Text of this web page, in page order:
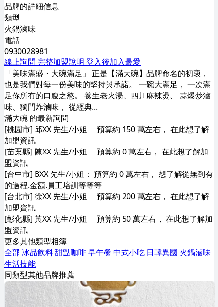
品牌的詳細信息
類型
火鍋滷味
電話
0930028981
線上詢問 完整加盟說明 登入後加入最愛
「美味滿盛・大碗滿足」 正是【滿大碗】品牌命名的初衷，
也是我們對每一份美味的堅持與承諾。 一碗大滿足， 一次滿
足你所有的口腹之慾。 養生老火湯、四川麻辣燙、 蒜爆炒滷
味、獨門炸滷味， 從經典...
滿大碗 的最新詢問
[桃園市] 邱XX 先生/小姐： 預算約 150 萬左右， 在此想了解
加盟資訊
[苗栗縣] 陳XX 先生/小姐： 預算約 0 萬左右， 在此想了解加
盟資訊
[台中市] BXX 先生/小姐： 預算約 0 萬左右， 想了解從無到有
的過程.金額.員工培訓等等等
[台北市] 徐XX 先生/小姐： 預算約 200 萬左右， 在此想了解
加盟資訊
[彰化縣] 黃XX 先生/小姐： 預算約 50 萬左右， 在此想了解加
盟資訊
更多其他類型相簿
全部 冰品飲料甜點咖啡早午餐 中式小吃 日韓異國 火鍋滷味
生活技能
同類型其他品牌推薦